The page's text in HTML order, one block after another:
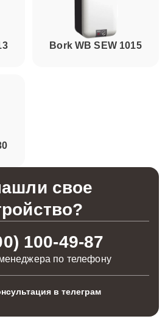
Bork WB SEW 1015
свое
100-49-87
по телефону
в телеграм